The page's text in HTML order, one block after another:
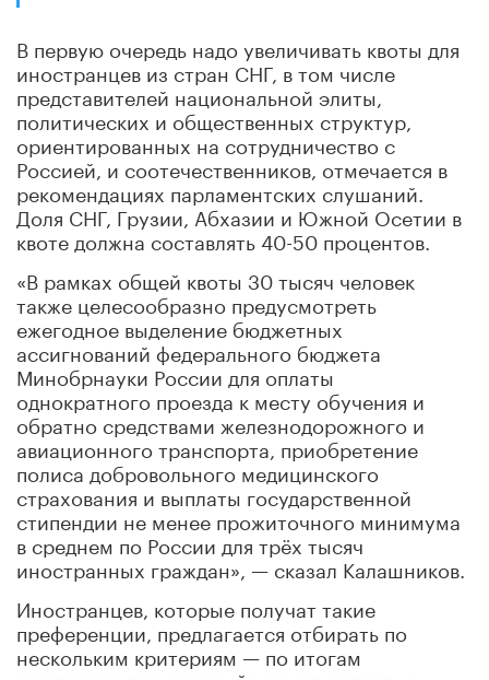
В первую очередь надо увеличивать квоты для
иностранцев из стран СНГ, в том числе
представителей национальной элиты,
политических и общественных структур,
ориентированных на сотрудничество с
Россией, и соотечественников, отмечается в
рекомендациях парламентских слушаний.
Доля СНГ, Грузии, Абхазии и Южной Осетии в
квоте должна составлять 40-50 процентов.
«В рамках общей квоты 30 тысяч человек
также целесообразно предусмотреть
ежегодное выделение бюджетных
ассигнований федерального бюджета
Минобрнауки России для оплаты
однократного проезда к месту обучения и
обратно средствами железнодорожного и
авиационного транспорта, приобретение
полиса добровольного медицинского
страхования и выплаты государственной
стипендии не менее прожиточного минимума
в среднем по России для трёх тысяч
иностранных граждан», — сказал Калашников.
Иностранцев, которые получат такие
преференции, предлагается отбирать по
нескольким критериям — по итогам